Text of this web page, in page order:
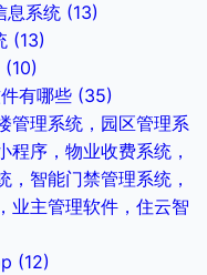
息系统 (13)
(13)
(10)
有哪些 (35)
管理系统，园区管理系
序，物业收费系统，
智能门禁管理系统，
业主管理软件，住云智
(12)